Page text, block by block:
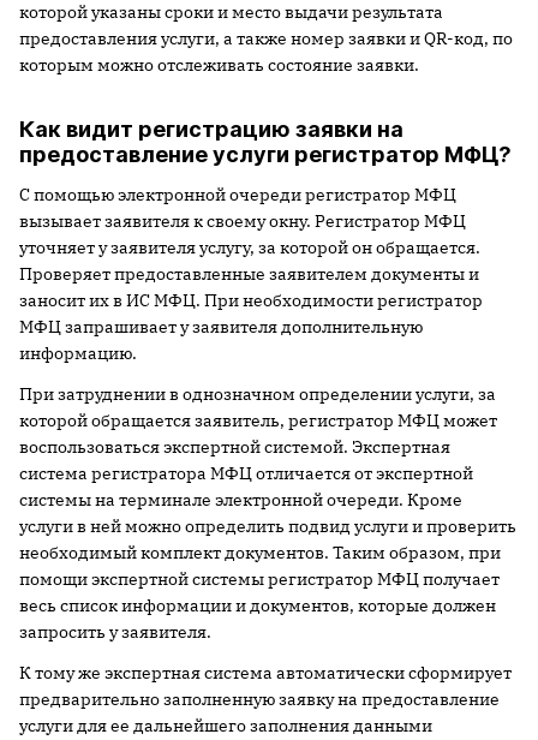
которой указаны сроки и место выдачи результата
предоставления услуги, а также номер заявки и QR-код, по
которым можно отслеживать состояние заявки.
Как видит регистрацию заявки на
предоставление услуги регистратор МФЦ?
С помощью электронной очереди регистратор МФЦ
вызывает заявителя к своему окну. Регистратор МФЦ
уточняет у заявителя услугу, за которой он обращается.
Проверяет предоставленные заявителем документы и
заносит их в ИС МФЦ. При необходимости регистратор
МФЦ запрашивает у заявителя дополнительную
информацию.
При затруднении в однозначном определении услуги, за
которой обращается заявитель, регистратор МФЦ может
воспользоваться экспертной системой. Экспертная
система регистратора МФЦ отличается от экспертной
системы на терминале электронной очереди. Кроме
услуги в ней можно определить подвид услуги и проверить
необходимый комплект документов. Таким образом, при
помощи экспертной системы регистратор МФЦ получает
весь список информации и документов, которые должен
запросить у заявителя.
К тому же экспертная система автоматически сформирует
предварительно заполненную заявку на предоставление
услуги для ее дальнейшего заполнения данными